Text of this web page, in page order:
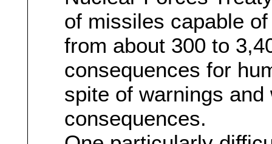
of missiles capable
from about 300 to
consequences for
spite of warnings
consequences.